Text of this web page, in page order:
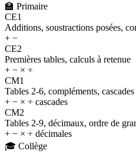
🏫 Primaire
CE1
Additions, soustractions posées,
+ −
CE2
Premières tables, calculs à retenue
+ − × ÷
CM1
Tables 2-6, compléments, cascades
+ − × ÷ cascades
CM2
Tables 2-9, décimaux, ordre de
+ − × ÷ décimales
🎓 Collège